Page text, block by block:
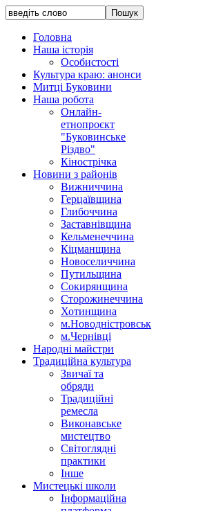
Головна
Наша історія
Особистості
Культура краю: анонси
Митці Буковини
Наша робота
Онлайн-
етнопроєкт
"Буковинське
Різдво"
Кінострічка
Новини з районів
Вижниччина
Герцаївщина
Глибоччина
Заставнівщина
Кельменеччина
Кіцманщина
Новоселиччина
Путильщина
Сокирянщина
Сторожинеччина
Хотинщина
м.Новодністровськ
м.Чернівці
Народні майстри
Традиційна культура
Звичаї та
обряди
Традиційні
ремесла
Виконавське
мистецтво
Світоглядні
практики
Інше
Мистецькі школи
Інформаційна